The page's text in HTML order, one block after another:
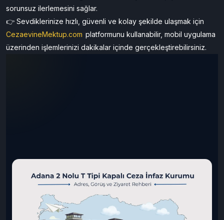
sorunsuz ilerlemesini sağlar.
👉 Sevdiklerinize hızlı, güvenli ve kolay şekilde ulaşmak için
CezaevineMektup.com platformunu kullanabilir, mobil uygulama
üzerinden işlemlerinizi dakikalar içinde gerçekleştirebilirsiniz.